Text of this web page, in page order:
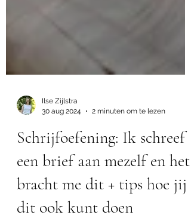
30 aug 2024
2 minuten om te lezen
Schrijfoefening: Ik schreef
een brief aan mezelf en het
bracht me dit + tips hoe jij